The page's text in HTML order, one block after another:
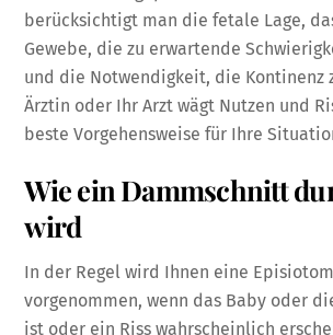
berücksichtigt man die fetale Lage,
Gewebe, die zu erwartende
und die Notwendigkeit, die Kontinenz
Ärztin oder Ihr Arzt wägt Nutzen und
beste Vorgehensweise für Ihre
Wie ein Dammschnitt
wird
In der Regel wird Ihnen eine
vorgenommen, wenn das Baby oder
ist oder ein Riss wahrscheinlich